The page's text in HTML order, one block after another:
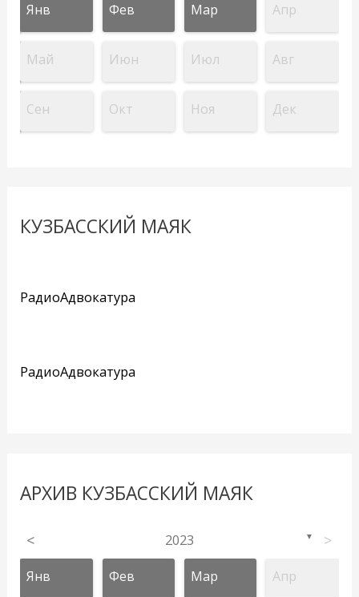
Янв Фев Мар Апр
Май Июн Июл Авг
Сен Окт Ноя Дек
КУЗБАССКИЙ МАЯК
РадиоАдвокатура
РадиоАдвокатура
АРХИВ КУЗБАССКИЙ МАЯК
< 2023 ▼ >
Янв Фев Мар Апр